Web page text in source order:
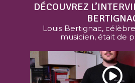
DÉCOUVREZ
Louis Bertignac,
musicien, était de